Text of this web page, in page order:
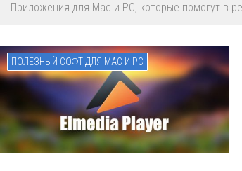
Приложения для Mac и PC, которые помогут в
ПОЛЕЗНЫЙ СОФТ ДЛЯ MAC И PC